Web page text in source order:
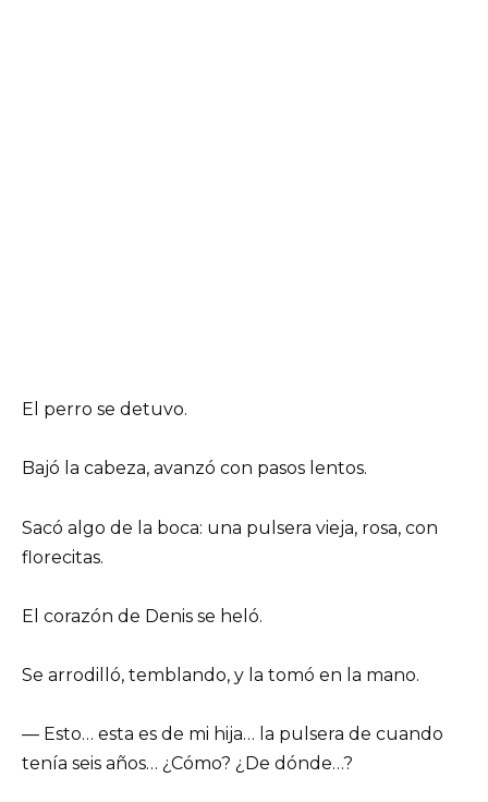
El perro se detuvo.
Bajó la cabeza, avanzó con pasos lentos.
Sacó algo de la boca: una pulsera vieja, rosa, con
florecitas.
El corazón de Denis se heló.
Se arrodilló, temblando, y la tomó en la mano.
— Esto… esta es de mi hija… la pulsera de cuando
tenía seis años… ¿Cómo? ¿De dónde…?